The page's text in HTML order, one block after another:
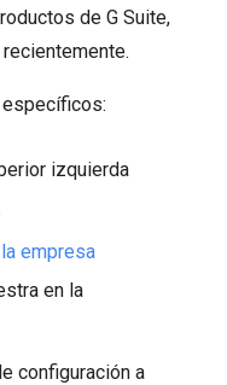
de G Suite,
izquierda
empresa
en la
configuración a